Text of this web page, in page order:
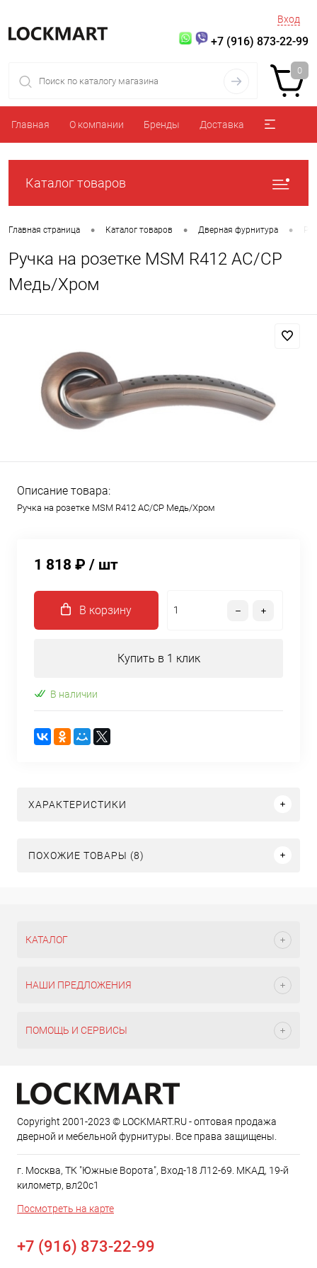
Вход
+7 (916) 873-22-99
0
Главная О компании Бренды Доставка
Каталог товаров
Главная страница • Каталог товаров • Дверная фурнитура •
Ручка на розетке MSM R412 AC/CP
Медь/Хром
Описание товара:
Ручка на розетке MSM R412 AC/CP Медь/Хром
1 818 ₽ / шт
В корзину
Купить в 1 клик
В наличии
ХАРАКТЕРИСТИКИ
ПОХОЖИЕ ТОВАРЫ (8)
КАТАЛОГ
НАШИ ПРЕДЛОЖЕНИЯ
ПОМОЩЬ И СЕРВИСЫ
Copyright 2001-2023 © LOCKMART.RU - оптовая продажа
дверной и мебельной фурнитуры. Все права защищены.
г. Москва, ТК "Южные Ворота", Вход-18 Л12-69. МКАД, 19-й
километр, вл20с1
Посмотреть на карте
+7 (916) 873-22-99